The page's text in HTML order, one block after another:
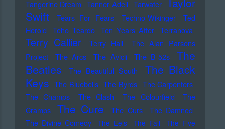
Tangerine Dream Tanner Adell Tarwater
Swift
Tears For Fears Techno-Wikinger
Ted
Herold
Teho Teardo Ten Years After Terranova
Terry Callier Terry Hall
The Alan Parsons
Project
The Arcs The Avicii The B-52s
The
Beatles
The Beautiful South
The Black
Keys The Bluebells The Byrds The Carpenters
The Champs
The Clash The Colourfield
The
Cramps
The Cure The Curs
The Damned
The Divine Comedy
The Eels The Fall
The Five